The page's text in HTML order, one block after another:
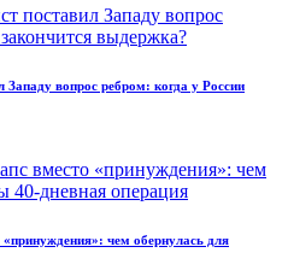
Западу вопрос ребром: когда у России
чем обернулась для